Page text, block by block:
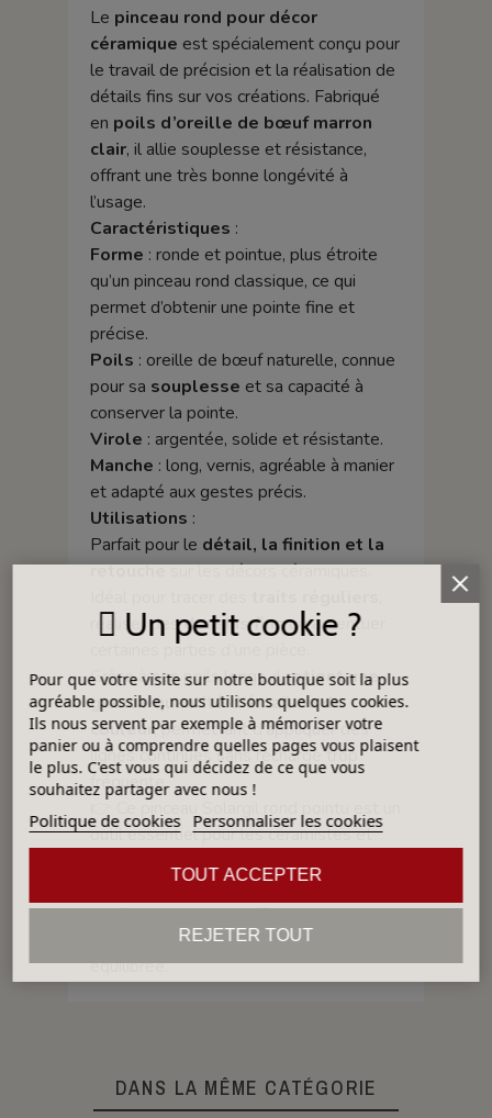
Le pinceau rond pour décor
céramique est spécialement conçu pour
le travail de précision et la réalisation de
détails fins sur vos créations. Fabriqué
en poils d’oreille de bœuf marron
clair, il allie souplesse et résistance,
offrant une très bonne longévité à
l’usage.
Caractéristiques :
Forme : ronde et pointue, plus étroite
qu’un pinceau rond classique, ce qui
permet d’obtenir une pointe fine et
précise.
Poils : oreille de bœuf naturelle, connue
pour sa souplesse et sa capacité à
conserver la pointe.
Virole : argentée, solide et résistante.
Manche : long, vernis, agréable à manier
et adapté aux gestes précis.
Utilisations :
Parfait pour le détail, la finition et la
retouchesur les décors céramiques.
réaliser desdessins finsou accentuer
certaines parties d’une pièce.
Grâce à ses poils longs, ilretient une
grande quantité d’émail ou de
couleur, permettant d’appliquer des
lignes continues sans recharge trop
fréquente.
👉 Ce pinceau Solargil rond pointu est un
outil essentiel pour les céramistes et
précision et fluidité dans leurs
gestes, tout en travaillant
confortablement grâce à sa conception
équilibrée.
DANS LA MÊME CATÉGORIE
Un petit cookie ?
Pour que votre visite sur notre boutique soit la plus
agréable possible, nous utilisons quelques cookies.
Ils nous servent par exemple à mémoriser votre
panier ou à comprendre quelles pages vous plaisent
le plus. C'est vous qui décidez de ce que vous
souhaitez partager avec nous !
Politique de cookies Personnaliser les cookies
REJETER TOUT
TOUT ACCEPTER